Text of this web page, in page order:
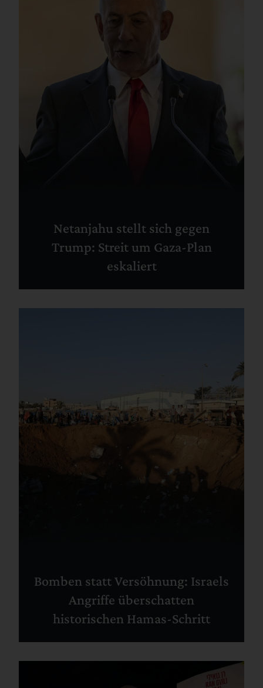
Netanjahu stellt sich gegen
Trump: Streit um Gaza-Plan
eskaliert
Bomben statt Versöhnung: Israels
Angriffe überschatten
historischen Hamas-Schritt